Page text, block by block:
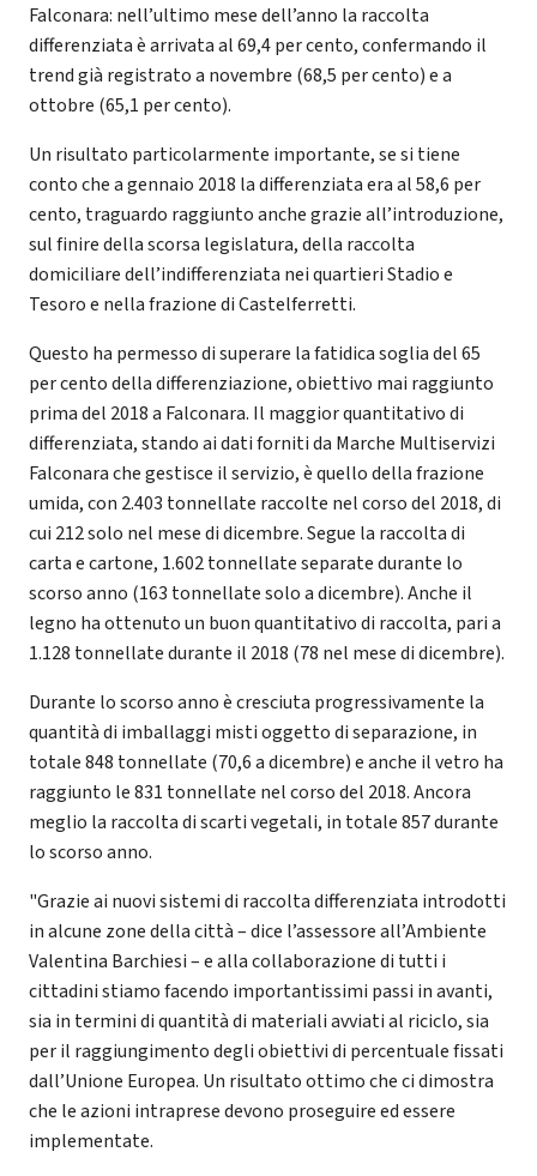
Falconara: nell’ultimo mese dell’anno la raccolta
differenziata è arrivata al 69,4 per cento, confermando il
trend già registrato a novembre (68,5 per cento) e a
ottobre (65,1 per cento).
Un risultato particolarmente importante, se si tiene
conto che a gennaio 2018 la differenziata era al 58,6 per
cento, traguardo raggiunto anche grazie all’introduzione,
sul finire della scorsa legislatura, della raccolta
domiciliare dell’indifferenziata nei quartieri Stadio e
Tesoro e nella frazione di Castelferretti.
Questo ha permesso di superare la fatidica soglia del 65
per cento della differenziazione, obiettivo mai raggiunto
prima del 2018 a Falconara. Il maggior quantitativo di
differenziata, stando ai dati forniti da Marche Multiservizi
Falconara che gestisce il servizio, è quello della frazione
umida, con 2.403 tonnellate raccolte nel corso del 2018, di
cui 212 solo nel mese di dicembre. Segue la raccolta di
carta e cartone, 1.602 tonnellate separate durante lo
scorso anno (163 tonnellate solo a dicembre). Anche il
legno ha ottenuto un buon quantitativo di raccolta, pari a
1.128 tonnellate durante il 2018 (78 nel mese di dicembre).
Durante lo scorso anno è cresciuta progressivamente la
quantità di imballaggi misti oggetto di separazione, in
totale 848 tonnellate (70,6 a dicembre) e anche il vetro ha
raggiunto le 831 tonnellate nel corso del 2018. Ancora
meglio la raccolta di scarti vegetali, in totale 857 durante
lo scorso anno.
"Grazie ai nuovi sistemi di raccolta differenziata introdotti
in alcune zone della città – dice l’assessore all’Ambiente
Valentina Barchiesi – e alla collaborazione di tutti i
cittadini stiamo facendo importantissimi passi in avanti,
sia in termini di quantità di materiali avviati al riciclo, sia
per il raggiungimento degli obiettivi di percentuale fissati
dall’Unione Europea. Un risultato ottimo che ci dimostra
che le azioni intraprese devono proseguire ed essere
implementate.